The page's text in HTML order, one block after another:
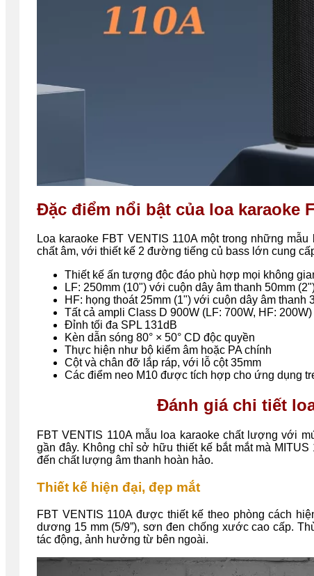
Đặc điểm nổi bật của loa karaoke
Loa karaoke FBT VENTIS 110A một trong những
chất âm, với thiết kế 2 đường tiếng củ bass lớn cung
Thiết kế ấn tượng độc đáo phù hợp mọi không
LF: 250mm (10") với cuộn dây âm thanh 50mm
HF: họng thoát 25mm (1") với cuộn dây âm thanh
Tất cả ampli Class D 900W (LF: 700W, HF: 200W)
Đỉnh tối đa SPL 131dB
Kèn dẫn sóng 80° × 50° CD độc quyền
Thực hiện như bộ kiểm âm hoặc PA chính
Cột và chân đỡ lắp ráp, với lỗ cột 35mm
Các điểm neo M10 được tích hợp cho ứng dụng
Đánh giá chi tiết
FBT VENTIS 110A mẫu loa karaoke chất lượng với
gần đây. Không chỉ sở hữu thiết kế bắt mắt mà
đến chất lượng âm thanh hoàn hảo.
Thiết kế hiện đại, đẹp mắt
FBT VENTIS 110A được thiết kế theo phòng cách
dương 15 mm (5/9”), sơn đen chống xướccao cấp.
tác động, ảnh hưởng từ bên ngoài.